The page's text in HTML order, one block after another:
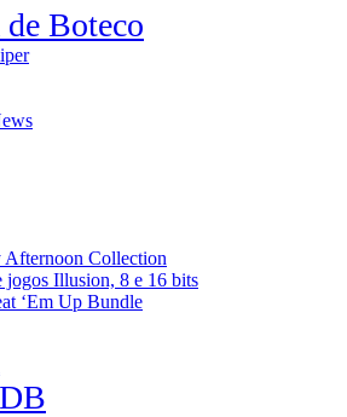
Boteco
Afternoon Collection
jogos Illusion, 8 e 16 bits
‘Em Up Bundle